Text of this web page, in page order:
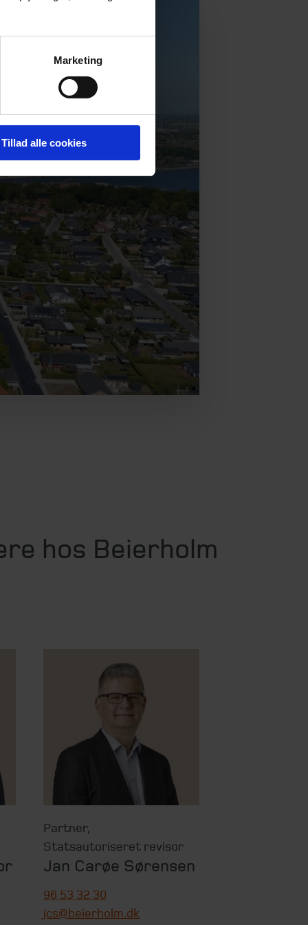
Marketing
Tillad alle cookies
hos Beierholm
Partner,
Statsautoriseret revisor
Jan Carøe Sørensen
96 53 32 30
jcs@beierholm.dk